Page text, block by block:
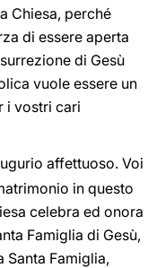
Chiesa, perché
di essere aperta
di Gesù
vuole essere un
i vostri cari
affettuoso. Voi
in questo
celebra ed onora
Famiglia di Gesù,
Santa Famiglia,